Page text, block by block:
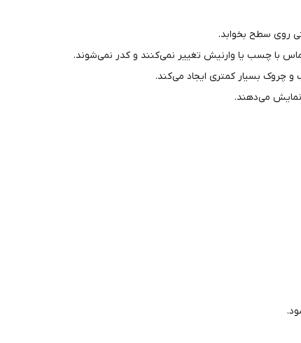
روی سطح بخوابد.
با چسب یا وارنیش تغییر نمی‌کنند و کدر نمی‌شوند.
چروک بسیار کمتری ایجاد می‌کند.
نمایش می‌دهند.